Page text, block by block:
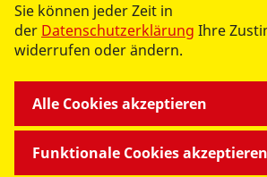
->ASB Erzgebirge auf
Sie können jeder Zeit in
der Datenschutzerklärung Ihre
widerrufen oder ändern.
Funktionale Cookies akzeptieren
Alle Cookies akzeptieren